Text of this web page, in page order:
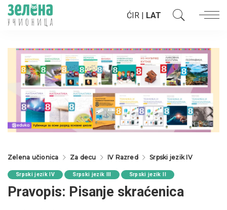
ĆIR | LAT
Zelena učionica Za decu IV Razred Srpski jezik IV
Srpski jezik IV Srpski jezik III Srpski jezik II
Pravopis: Pisanje skraćenica